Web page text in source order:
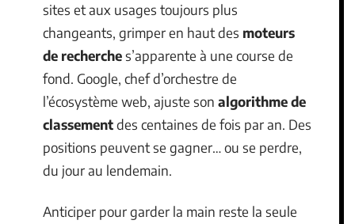
sites et aux usages toujours plus
changeants, grimper en haut des moteurs
de recherches’apparente à une course de
fond. Google, chef d’orchestre de
l’écosystème web, ajuste son algorithme de
classementdes centaines de fois par an. Des
positions peuvent se gagner… ou se perdre,
du jour au lendemain.
Anticiper pour garder la main reste la seule